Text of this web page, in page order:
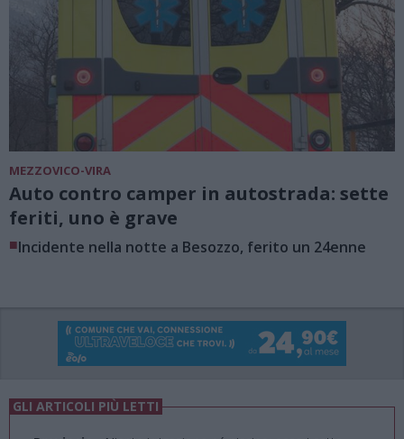
MEZZOVICO-VIRA
Auto contro camper in autostrada: sette
feriti, uno è grave
■Incidente nella notte a Besozzo, ferito un 24enne
GLI ARTICOLI PIÙ LETTI